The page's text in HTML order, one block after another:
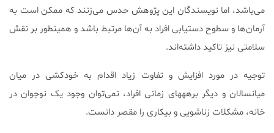
می‌باشد، اما نویسندگان این پژوهش حدس می‌زنند که ممکن است به
آرمان‌ها و سطوح دستیابی افراد به آن‌ها مرتبط باشد و همینطور بر نقش
سلامتی نیز تاکید داشته‌اند.
توجیه در مورد افزایش و تفاوت زیاد اقدام به خودکشی در میان
میانسالان و دیگر برهههای زمانی افراد، نمی‌توان وجود یک نوجوان در
خانه، مشکلات زناشویی و بیکاری را مقصر دانست.